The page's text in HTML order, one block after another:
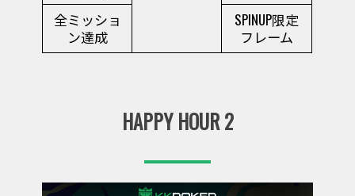
全ミッショ
ン達成
SPINUP限定
フレーム
HAPPY HOUR 2